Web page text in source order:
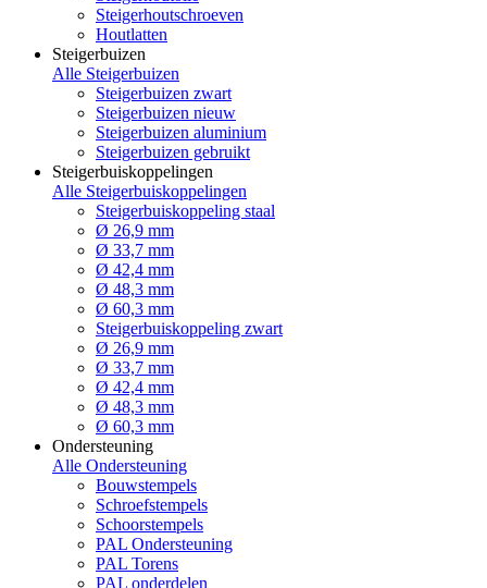
Steigerhoutschroeven
Houtlatten
Steigerbuizen
Alle Steigerbuizen
Steigerbuizen zwart
Steigerbuizen nieuw
Steigerbuizen aluminium
Steigerbuizen gebruikt
Steigerbuiskoppelingen
Alle Steigerbuiskoppelingen
Steigerbuiskoppeling staal
Ø 26,9 mm
Ø 33,7 mm
Ø 42,4 mm
Ø 48,3 mm
Ø 60,3 mm
Steigerbuiskoppeling zwart
Ø 26,9 mm
Ø 33,7 mm
Ø 42,4 mm
Ø 48,3 mm
Ø 60,3 mm
Ondersteuning
Alle Ondersteuning
Bouwstempels
Schroefstempels
Schoorstempels
PAL Ondersteuning
PAL Torens
PAL onderdelen